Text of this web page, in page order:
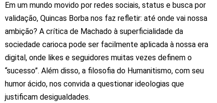
Em um mundo movido por redes sociais, status e busca por
validação, Quincas Borba nos faz refletir: até onde vai nossa
ambição? A crítica de Machado à superficialidade da
sociedade carioca pode ser facilmente aplicada à nossa era
digital, onde likes e seguidores muitas vezes definem o
“sucesso”. Além disso, a filosofia do Humanitismo, com seu
humor ácido, nos convida a questionar ideologias que
justificam desigualdades.